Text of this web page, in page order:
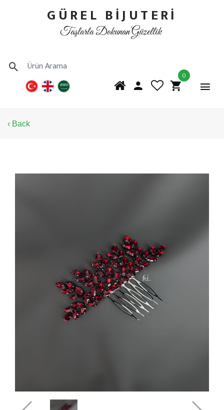
GÜREL BİJUTERİ
Taşlarla Dokunan Güzellik
0
‹ Back